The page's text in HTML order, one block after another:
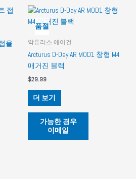
을
품절
악튜러스 에어건
Arcturus D-Day AR MOD1 창형 M4
매거진 블랙
$29.99
더 보기
가능한 경우
이메일